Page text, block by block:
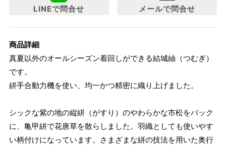
LINEで問合せ メールで問合せ
商品詳細
真夏以外のオールシーズン着回しができる結城紬（つむぎ）
です。
絣手合動力機を使い、均一かつ精密に織り上げました。
シックな紫の地の縦絣（がすり）のやわらかな市松をバック
に、亀甲絣で花唐草を散らしました。羽織としても使いやす
い柄付けになっています。さまざまな絣の技法を用いた奥行